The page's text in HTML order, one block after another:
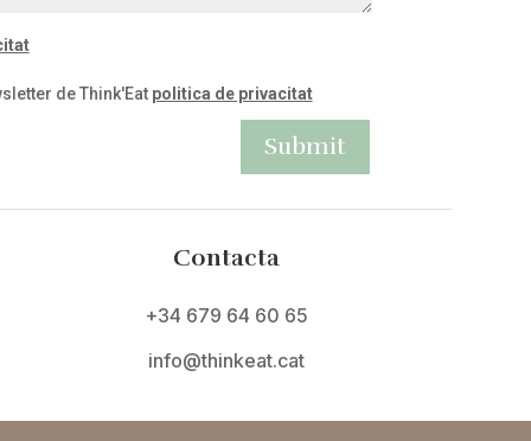
de Think'Eat politica de privacitat
Submit
Contacta
+34 679 64 60 65
info@thinkeat.cat